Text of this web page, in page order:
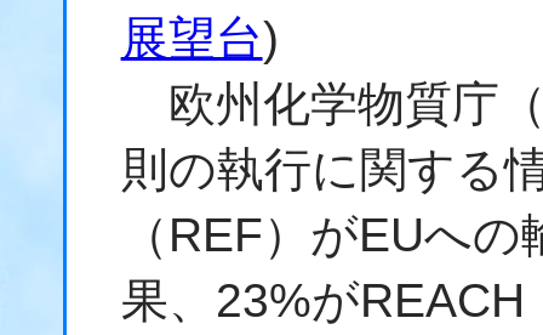
展望台)
欧州化学物質庁
則の執行に関する
（REF）がEUへ
果、23%が